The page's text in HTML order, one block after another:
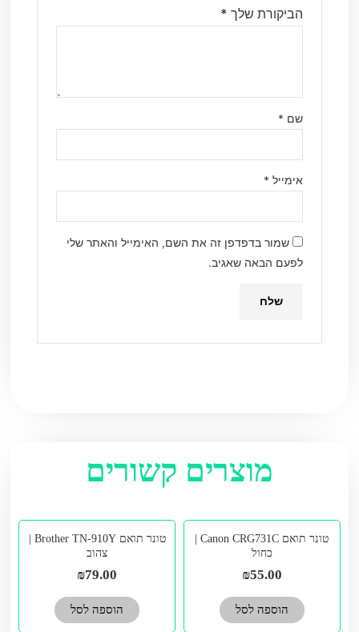
הביקורת שלך *
שם *
אימייל *
שמור בדפדפן זה את השם, האימייל והאתר שלי
לפעם הבאה שאגיב.
מוצרים קשורים
טונר תואם Canon CRG731C |
כחול
₪55.00
הוספה לסל
צהוב
₪79.00
הוספה לסל